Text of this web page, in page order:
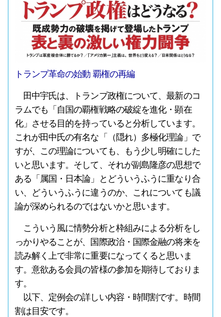
トランプ革命の始動 覇権の再編
田中宇氏は、トランプ政権について、最新のコ
ラムでも「自国の覇権戦略の破綻を進化・顕在
化」させる目的を持っていると分析しています。
これが田中氏の有名な「（隠れ）多極化理論」で
すが、この理論についても、もう少し明確にした
いと思います。そして、それが副島隆彦の思想で
ある「属国・日本論」とどういうふうに重なり合
い、どういうふうに違うのか、これについても議
論が深められるのではないかと思います。
こういう風に情勢分析と枠組みによる分析をし
っかりやることが、国際政治・国際金融の将来を
読み解く上で非常に重要になってくると思いま
す。意欲ある会員の皆様の参加を期待しておりま
す。
以下、定例会の詳しい内容・時間割です。時間
割は目安です。